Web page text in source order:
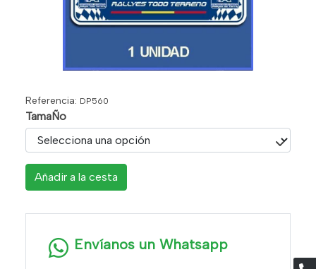
Referencia: DP560
TamaÑo
Añadir a la cesta
Envíanos un Whatsapp